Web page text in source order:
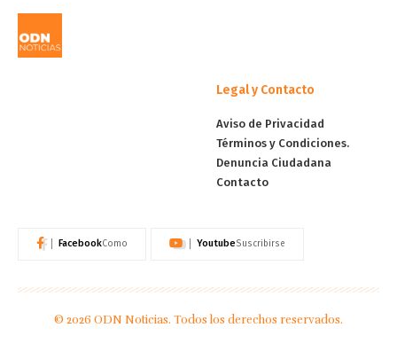
Legal y Contacto
Aviso de Privacidad
Términos y Condiciones.
Denuncia Ciudadana
Contacto
FacebookComo YoutubeSuscribirse
© 2026 ODN Noticias. Todos los derechos reservados.